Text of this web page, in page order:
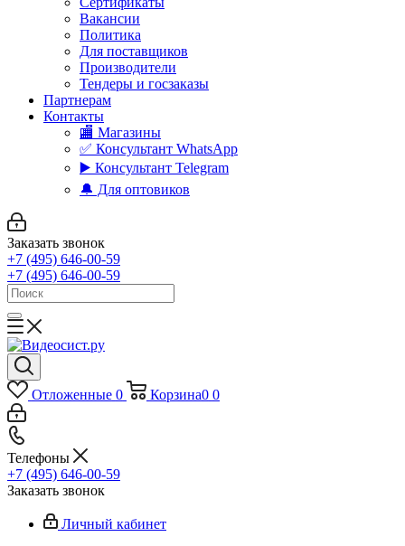
Вакансии
Политика
Для поставщиков
Производители
Тендеры и госзаказы
Партнерам
Контакты
🏬 Магазины
✅️ Консультант WhatsApp
▶️ Консультант Telegram
🔔 Для оптовиков
Заказать звонок
+7 (495) 646-00-59
+7 (495) 646-00-59
Отложенные 0 Корзина0 0
Телефоны
+7 (495) 646-00-59
Заказать звонок
Личный кабинет